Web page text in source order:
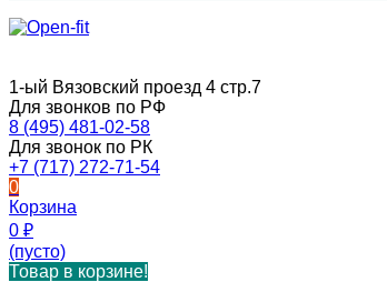
1-ый Вязовский проезд 4 стр.7
Для звонков по РФ
8 (495) 481-02-58
Для звонок по РК
+7 (717) 272-71-54
0
Корзина
0 ₽
(пусто)
Товар в корзине!